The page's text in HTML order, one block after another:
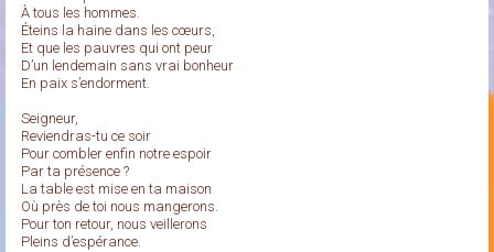
À tous les hommes.
Éteins la haine dans les cœurs,
Et que les pauvres qui ont peur
D’un lendemain sans vrai bonheur
En paix s’endorment.
Seigneur,
Reviendras-tu ce soir
Pour combler enfin notre espoir
Par ta présence ?
La table est mise en ta maison
Où près de toi nous mangerons.
Pour ton retour, nous veillerons
Pleins d’espérance.